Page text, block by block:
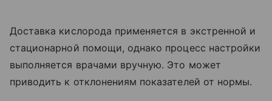
Доставка кислорода применяется в экстренной и
стационарной помощи, однако процесс настройки
выполняется врачами вручную. Это может
приводить к отклонениям показателей от нормы.